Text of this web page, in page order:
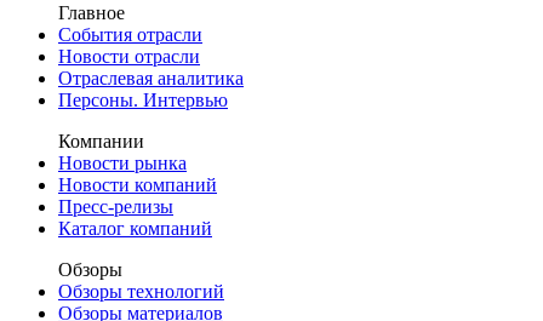
Главное
События отрасли
Новости отрасли
Отраслевая аналитика
Персоны. Интервью
Компании
Новости рынка
Новости компаний
Пресс-релизы
Каталог компаний
Обзоры
Обзоры технологий
Обзоры материалов